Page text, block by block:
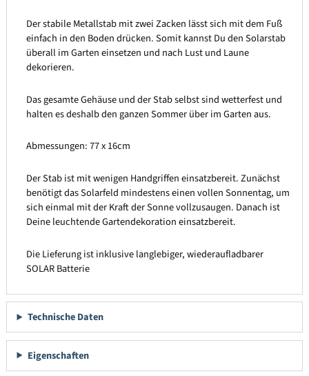
Der stabile Metallstab mit zwei Zacken lässt sich mit dem Fuß
einfach in den Boden drücken. Somit kannst Du den Solarstab
überall im Garten einsetzen und nach Lust und Laune
dekorieren.
Das gesamte Gehäuse und der Stab selbst sind wetterfest und
halten es deshalb den ganzen Sommer über im Garten aus.
Abmessungen: 77 x 16cm
Der Stab ist mit wenigen Handgriffen einsatzbereit. Zunächst
benötigt das Solarfeld mindestens einen vollen Sonnentag, um
sich einmal mit der Kraft der Sonne vollzusaugen. Danach ist
Deine leuchtende Gartendekoration einsatzbereit.
Die Lieferung ist inklusive langlebiger, wiederaufladbarer
SOLAR Batterie
Technische Daten
Eigenschaften